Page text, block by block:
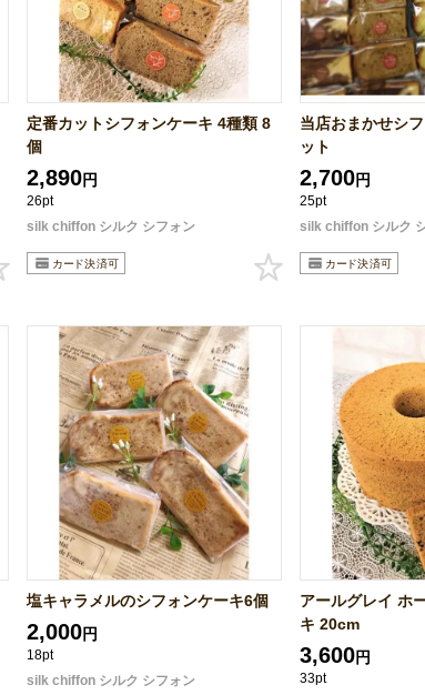
定番カットシフォンケーキ 4種類 8
個
2,890円
26pt
silk chiffon シルク シフォン
当店おまかせシ
ット
2,700円
25pt
silk chiffon シルク
塩キャラメルのシフォンケーキ6個
2,000円
18pt
silk chiffon シルク シフォン
アールグレイ ホ
キ 20cm
3,600円
33pt